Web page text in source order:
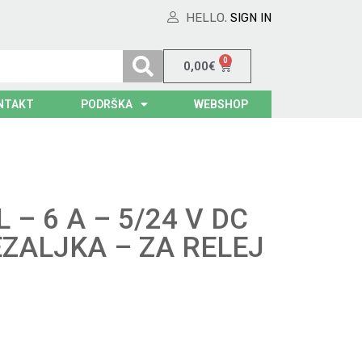
HELLO. SIGN IN
0,00€ 0
PODRŠKA WEBSHOP
– 6 A – 5/24 V DC
– ZA RELEJ